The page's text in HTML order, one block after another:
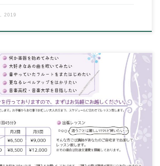
2019
ラ音楽教室の伊原鉄朗です。 先日６月１８日
遊びコンサートと紫陽花コン […]